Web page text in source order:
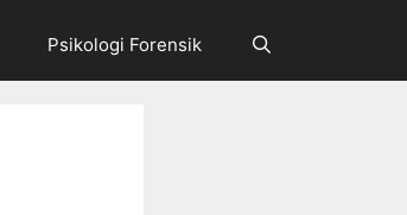
Psikologi Forensik